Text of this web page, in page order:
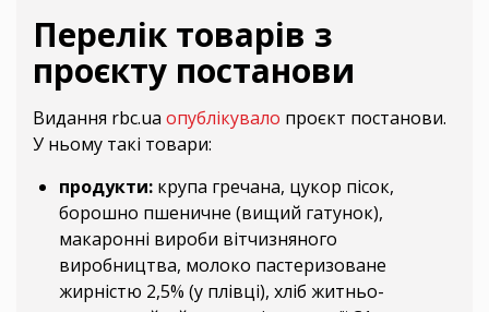
Перелік товарів з
проєкту постанови
Видання rbc.ua опублікувало проєкт постанови.
У ньому такі товари:
продукти: крупа гречана, цукор пісок,
борошно пшеничне (вищий гатунок),
макаронні вироби вітчизняного
виробництва, молоко пастеризоване
жирністю 2,5% (у плівці), хліб житньо-